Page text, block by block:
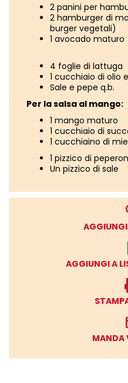
2 panini per
2 hamburger di
burger vegetali)
1 avocado maturo
4 foglie di lattuga
1 cucchiaio di olio
Sale e pepe q.b.
Per la salsa al mango:
1 mango maturo
1 cucchiaio di
1 cucchiaino di
1 pizzico di
Un pizzico di sale
AGGIUNGI
AGGIUNGI A
MANDA